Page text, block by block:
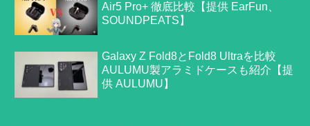
Air5 Pro+ 徹底比較【提供 EarFun、
SOUNDPEATS】
Galaxy Z Fold8とFold8 Ultraを比較
AULUMU製アラミドケースも紹介【提
供 AULUMU】